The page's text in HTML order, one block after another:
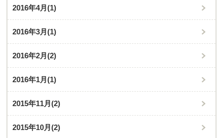
2016年4月(1)
2016年3月(1)
2016年2月(2)
2016年1月(1)
2015年11月(2)
2015年10月(2)